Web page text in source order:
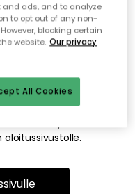
löydä
ole tai siitä, että se
tästä mahdollisesti
and ads, and to analyze
to opt out of any non-
blocking certain
website. Our privacy
All Cookies